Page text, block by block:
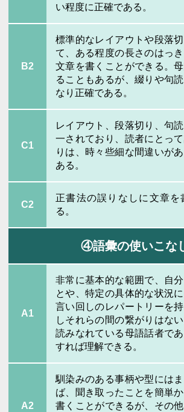
い程度に正確である。
B2
標準的なレイアウトや段落
て、ある程度の長さのはっ
文章を書くことができる。
ることもあるが、綴りや句
なり正確である。
C1
レイアウト、段落切り、句
一されており、読者にとっ
りは、時々些細な間違いが
ある。
C2
正書法の誤りなしに文章を
る。
④語彙の使いこな
A1
非常に基本的な範囲で、自
とや、特定の具体的な状況
言い回しのレパートリーを
しそれらの間の繋がりはな
読みなれている母語話者で
すれば理解できる。
A2
馴染みのある事柄や型には
ば、聞き取ったことを簡単
書くことができるが、その